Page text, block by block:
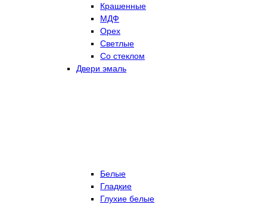
Крашенные
МДФ
Орех
Светлые
Со стеклом
Двери эмаль
Белые
Гладкие
Глухие белые